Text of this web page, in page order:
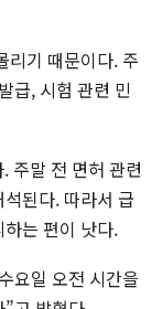
리기 때문이다. 주
급, 시험 관련 민
주말 전 면허 관련
된다. 따라서 급
는 편이 낫다.
요일 오전 시간을